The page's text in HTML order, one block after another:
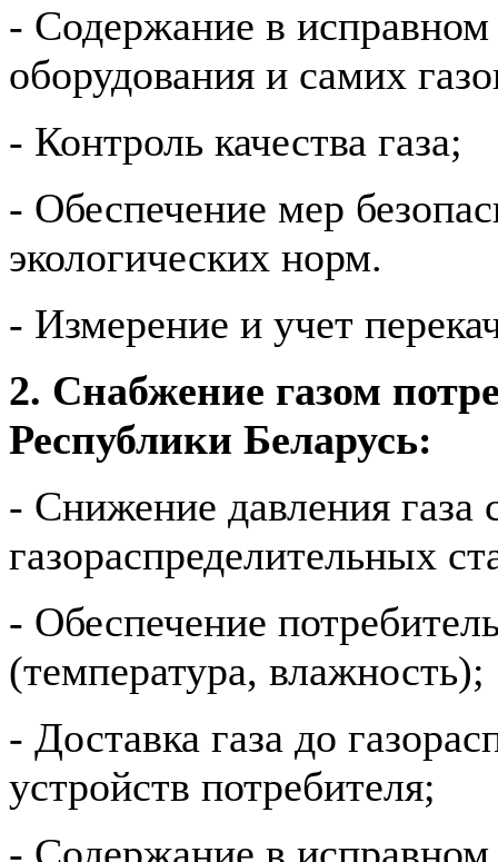
- Содержание в исправном
оборудования и самих
- Контроль качества газа;
- Обеспечение мер
экологических норм.
- Измерение и учет
2. Снабжение газом
Республики Беларусь:
- Снижение давления
газораспределительных
- Обеспечение
(температура, влажность);
- Доставка газа до
устройств потребителя;